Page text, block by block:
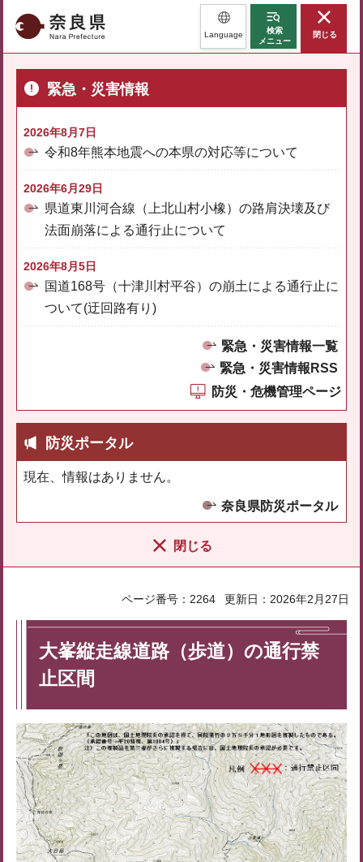
奈良県 Language
検索
メニュー
閉じる
緊急・災害情報
2026年8月7日
令和8年熊本地震への本県の対応等について
2026年6月29日
県道東川河合線（上北山村小橡）の路肩決壊及び
法面崩落による通行止について
2026年8月5日
国道168号（十津川村平谷）の崩土による通行止に
ついて(迂回路有り)
緊急・災害情報一覧
緊急・災害情報RSS
防災・危機管理ページ
防災ポータル
現在、情報はありません。
奈良県防災ポータル
閉じる
ページ番号：2264 更新日：2026年2月27日
大峯縦走線道路（歩道）の通行禁
止区間